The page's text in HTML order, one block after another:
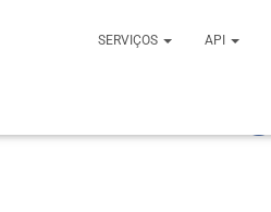
SERVIÇOS API